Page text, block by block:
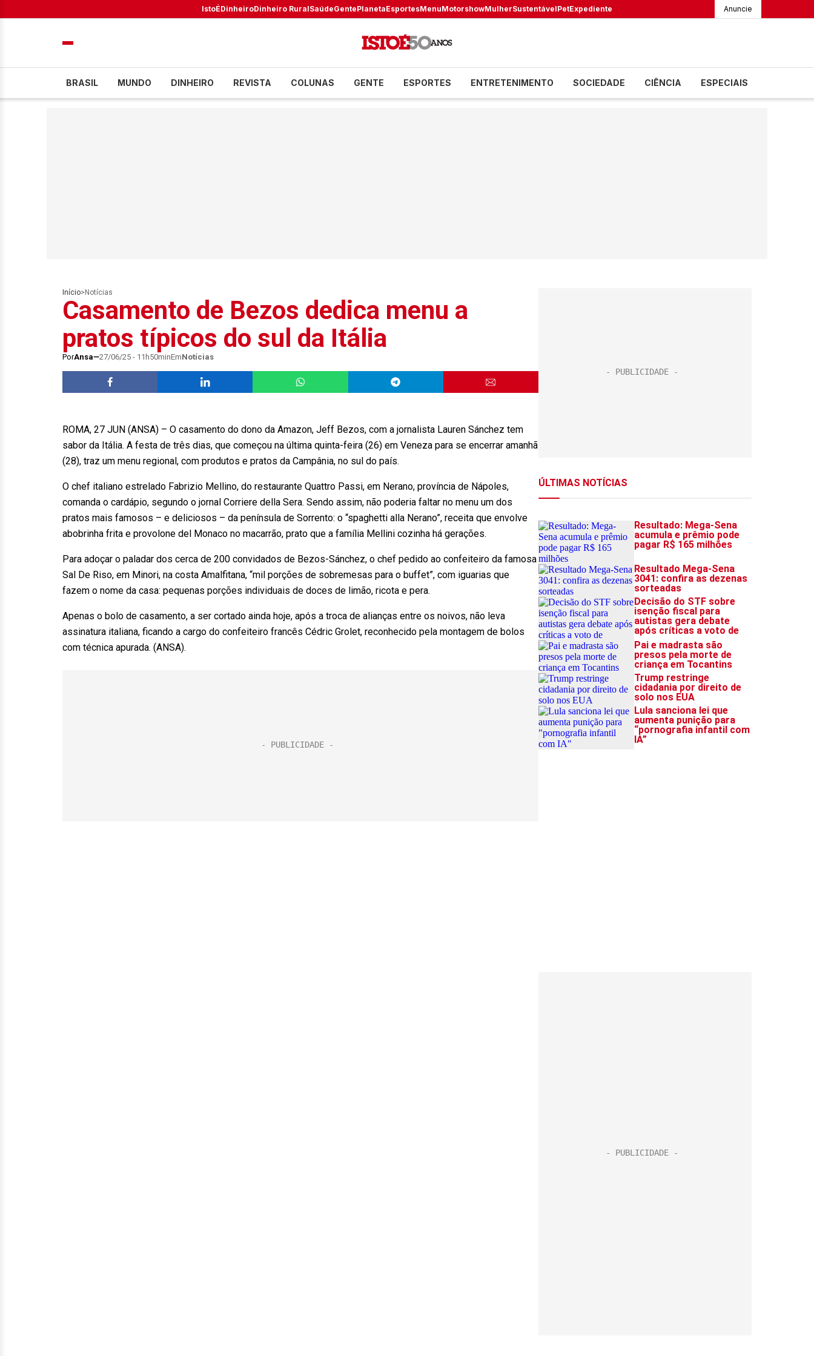
IstoÉDinheiroDinheiro RuralSaúdeGentePlanetaEsportesMenuMotorshowMulherSustentávelPetExpediente Anuncie
BRASIL MUNDO DINHEIRO REVISTA COLUNAS GENTE ESPORTES ENTRETENIMENTO SOCIEDADE CIÊNCIA ESPECIAIS
Início> Notícias
Casamento de Bezos dedica menu a
pratos típicos do sul da Itália
PorAnsa 27/06/25 - 11h50minEmNotícias
ROMA, 27 JUN (ANSA) – O casamento do dono da Amazon, Jeff Bezos, com a jornalista Lauren Sánchez tem
sabor da Itália. A festa de três dias, que começou na última quinta-feira (26) em Veneza para se encerrar amanhã
(28), traz um menu regional, com produtos e pratos da Campânia, no sul do país.
O chef italiano estrelado Fabrizio Mellino, do restaurante Quattro Passi, em Nerano, província de Nápoles,
comanda o cardápio, segundo o jornal Corriere della Sera. Sendo assim, não poderia faltar no menu um dos
pratos mais famosos – e deliciosos – da península de Sorrento: o “spaghetti alla Nerano”, receita que envolve
abobrinha frita e provolone del Monaco no macarrão, prato que a família Mellini cozinha há gerações.
Para adoçar o paladar dos cerca de 200 convidados de Bezos-Sánchez, o chef pedido ao confeiteiro da famosa
Sal De Riso, em Minori, na costa Amalfitana, “mil porções de sobremesas para o buffet”, com iguarias que
fazem o nome da casa: pequenas porções individuais de doces de limão, ricota e pera.
Apenas o bolo de casamento, a ser cortado ainda hoje, após a troca de alianças entre os noivos, não leva
assinatura italiana, ficando a cargo do confeiteiro francês Cédric Grolet, reconhecido pela montagem de bolos
com técnica apurada. (ANSA).